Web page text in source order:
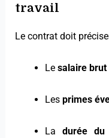
travail
Le contrat doit
Le salaire brut
Les primes
La durée du